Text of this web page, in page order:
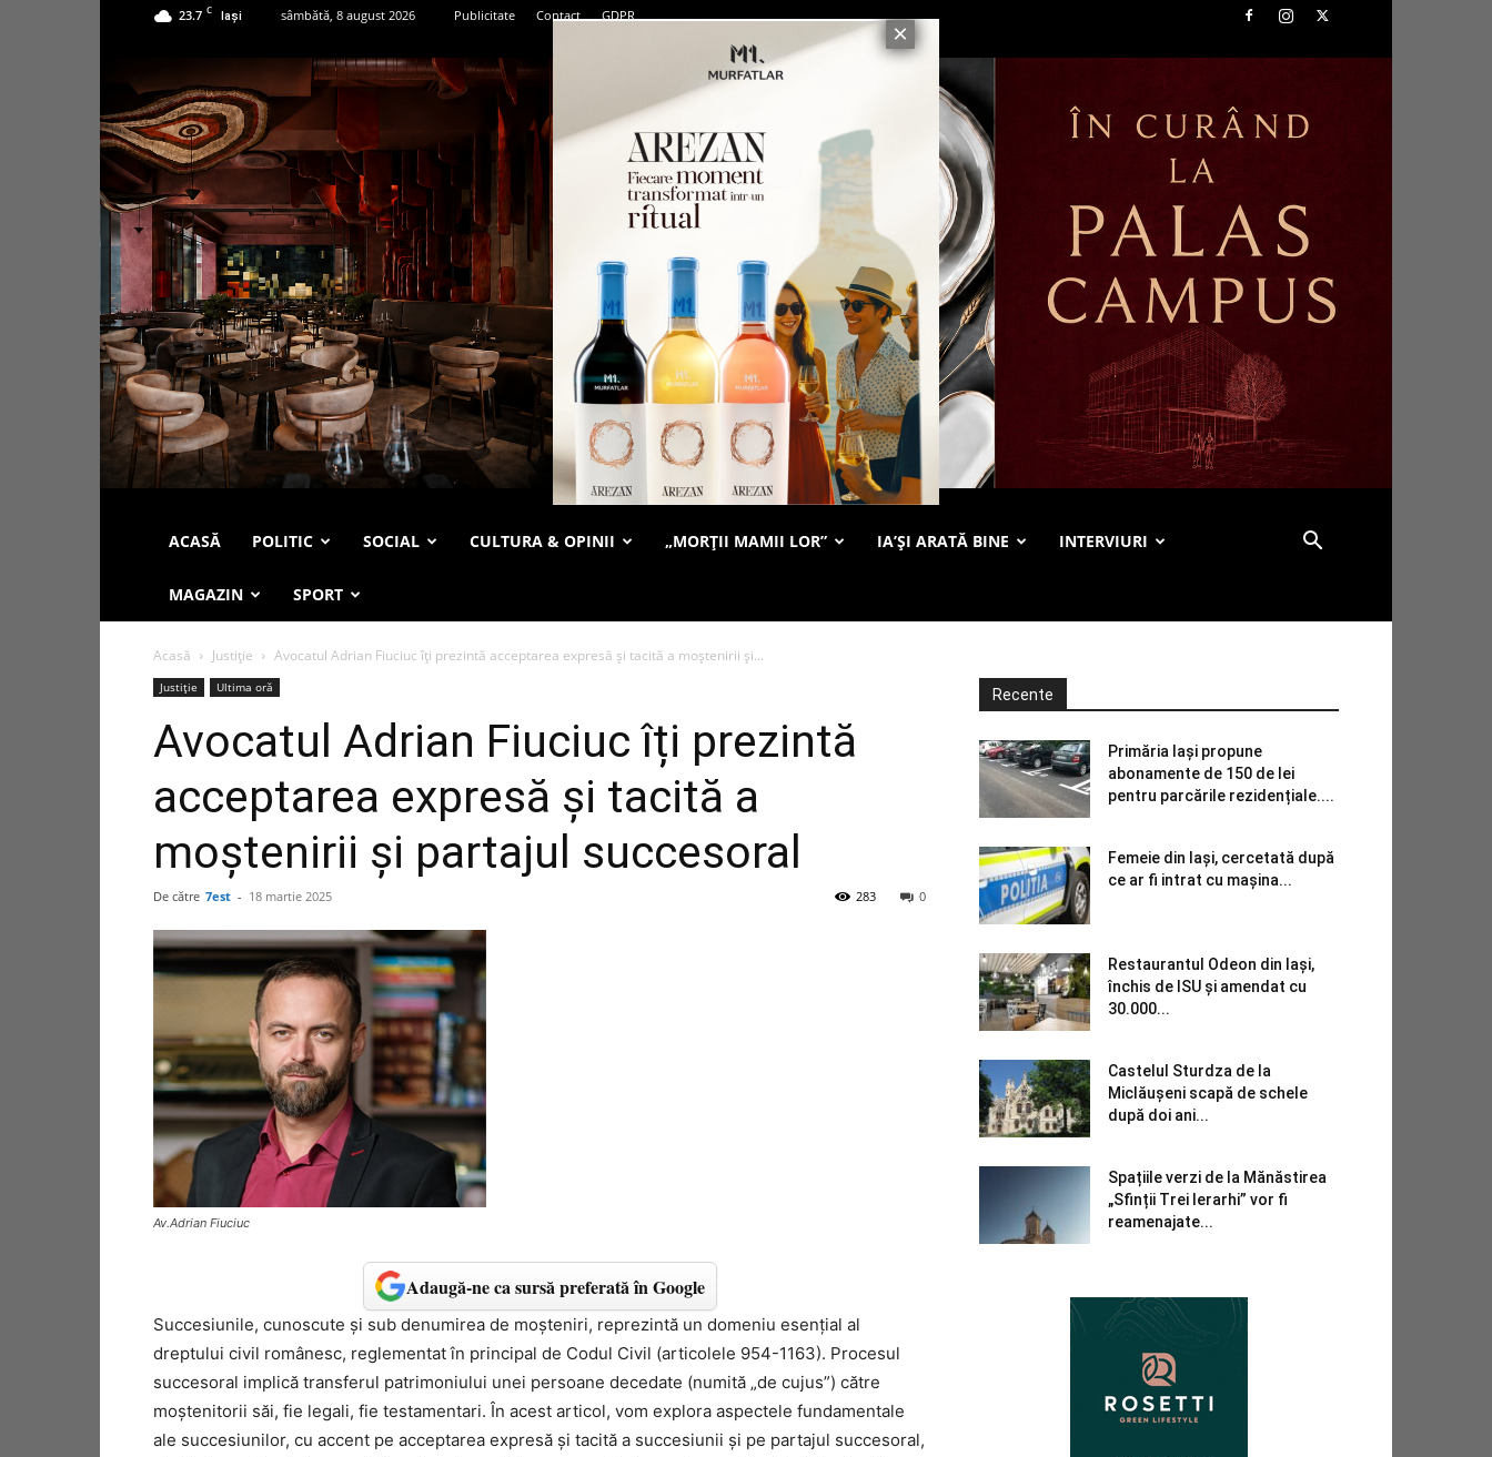
23.7 C Iași sâmbătă, 8 august 2026 Publicitate Contact GDPR
ACASĂ POLITIC SOCIAL CULTURA & OPINII „MORȚII MAMII LOR” IA’ȘI ARATĂ BINE INTERVIURI
MAGAZIN SPORT
Acasă Justiție Avocatul Adrian Fiuciuc îți prezintă acceptarea expresă și tacită a moștenirii și...
Justiție Ultima oră
Avocatul Adrian Fiuciuc îți prezintă
acceptarea expresă și tacită a
moștenirii și partajul succesoral
De către 7est - 18 martie 2025 0
283
Av.Adrian Fiuciuc
Adaugă-ne ca sursă preferată în Google
Succesiunile, cunoscute și sub denumirea de moșteniri, reprezintă un domeniu esențial al
dreptului civil românesc, reglementat în principal de Codul Civil (articolele 954-1163). Procesul
succesoral implică transferul patrimoniului unei persoane decedate (numită „de cujus”) către
moștenitorii săi, fie legali, fie testamentari. În acest articol, vom explora aspectele fundamentale
ale succesiunilor, cu accent pe acceptarea expresă și tacită a succesiunii și pe partajul succesoral,
Recente
Primăria Iași propune
abonamente de 150 de lei
pentru parcările rezidențiale....
Femeie din Iași, cercetată după
ce ar fi intrat cu mașina...
Restaurantul Odeon din Iași,
închis de ISU și amendat cu
30.000...
Castelul Sturdza de la
Miclăușeni scapă de schele
după doi ani...
Spațiile verzi de la Mănăstirea
„Sfinții Trei Ierarhi” vor fi
reamenajate...